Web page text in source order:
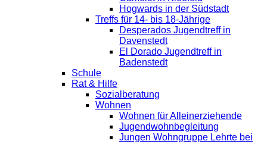
Hogwards in der Südstadt
Treffs für 14- bis 18-Jährige
Desperados Jugendtreff in
Davenstedt
El Dorado Jugendtreff in
Badenstedt
Schule
Rat & Hilfe
Sozialberatung
Wohnen
Wohnen für Alleinerziehende
Jugendwohnbegleitung
Jungen Wohngruppe Lehrte bei